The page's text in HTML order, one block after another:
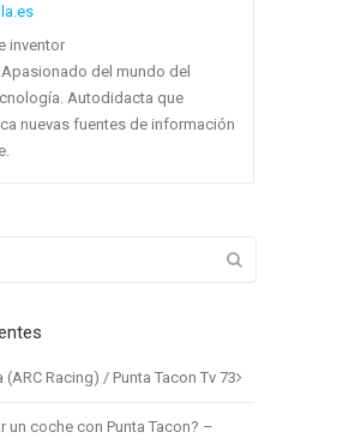
inventor
del mundo del
Autodidacta que
nuevas fuentes de información
(ARC Racing) / Punta Tacon Tv 73
un coche con Punta Tacon? –